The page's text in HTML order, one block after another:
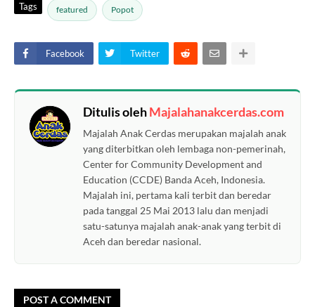
Tags featured Popot
Facebook Twitter
Ditulis olehMajalahanakcerdas.com
Majalah Anak Cerdas merupakan majalah anak
yang diterbitkan oleh lembaga non-pemerinah,
Center for Community Development and
Education (CCDE) Banda Aceh, Indonesia.
Majalah ini, pertama kali terbit dan beredar
pada tanggal 25 Mai 2013 lalu dan menjadi
satu-satunya majalah anak-anak yang terbit di
Aceh dan beredar nasional.
POST A COMMENT